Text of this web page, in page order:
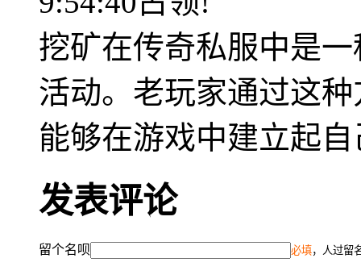
挖矿在传奇私服中是
活动。老玩家通过这
能够在游戏中建立起
发表评论
留个名呗 必填，人过留